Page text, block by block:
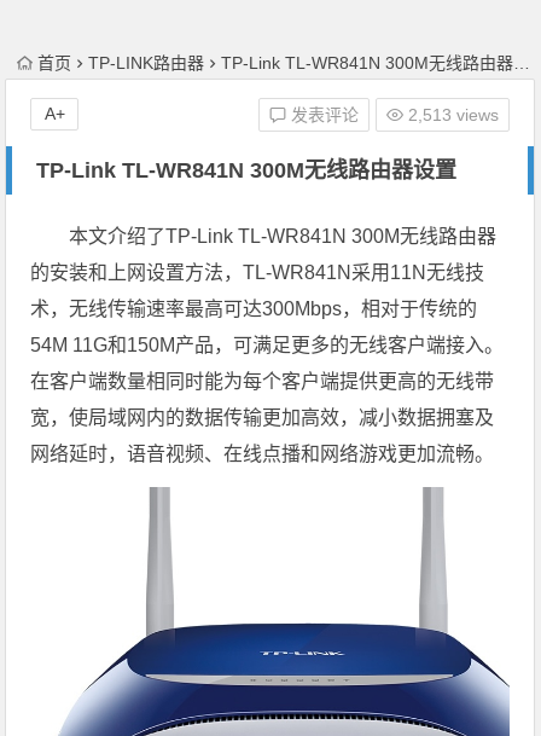
首页 TP-LINK路由器 TP-Link TL-WR841N 300M无线路由器设置
TP-Link TL-WR841N 300M无线路由器设置
发表评论 2,513 views
A+
本文介绍了TP-Link TL-WR841N 300M无线路由器
的安装和上网设置方法，TL-WR841N采用11N无线技
术，无线传输速率最高可达300Mbps，相对于传统的
54M 11G和150M产品，可满足更多的无线客户端接入。
在客户端数量相同时能为每个客户端提供更高的无线带
宽，使局域网内的数据传输更加高效，减小数据拥塞及
网络延时，语音视频、在线点播和网络游戏更加流畅。